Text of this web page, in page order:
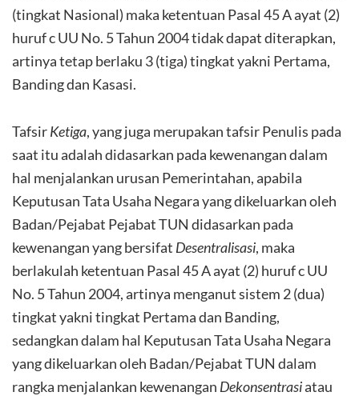
(tingkat Nasional) maka ketentuan Pasal 45 A ayat (2)
huruf c UU No. 5 Tahun 2004 tidak dapat diterapkan,
artinya tetap berlaku 3 (tiga) tingkat yakni Pertama,
Banding dan Kasasi.
TafsirKetiga, yang juga merupakan tafsir Penulis pada
saat itu adalah didasarkan pada kewenangan dalam
hal menjalankan urusan Pemerintahan, apabila
Keputusan Tata Usaha Negara yang dikeluarkan oleh
Badan/Pejabat Pejabat TUN didasarkan pada
kewenangan yang bersifat Desentralisasi, maka
berlakulah ketentuan Pasal 45 A ayat (2) huruf c UU
No. 5 Tahun 2004, artinya menganut sistem 2 (dua)
tingkat yakni tingkat Pertama dan Banding,
sedangkan dalam hal Keputusan Tata Usaha Negara
yang dikeluarkan oleh Badan/Pejabat TUN dalam
rangka menjalankan kewenangan Dekonsentrasiatau